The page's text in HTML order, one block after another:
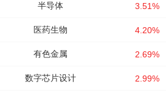
半导体 3.51%
医药生物 4.20%
有色金属 2.69%
数字芯片设计 2.99%